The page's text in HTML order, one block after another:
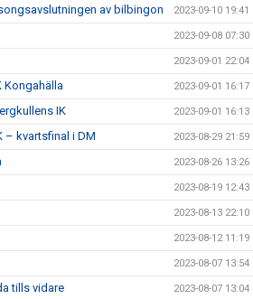
av bilbingon 2023-09-10 19:41
2023-09-08 07:30
2023-09-01 22:04
Kongahälla 2023-09-01 16:17
IK 2023-09-01 16:13
– kvartsfinal i DM 2023-08-29 21:59
2023-08-26 13:26
2023-08-19 12:43
2023-08-13 22:10
2023-08-12 11:19
2023-08-07 13:54
tills vidare 2023-08-07 13:04